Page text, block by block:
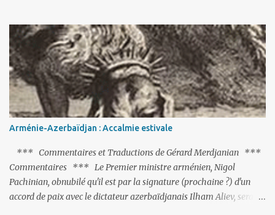
actions menées par le président Erdoğan, et pour certains sur la
réalisation du putsch lui-même.
Arménie-Azerbaïdjan : Accalmie estivale
*** Commentaires et Traductions de Gérard Merdjanian ***
Commentaires *** Le Premier ministre arménien, Nigol
Pachinian, obnubilé qu'il est par la signature (prochaine ?) d'un
accord de paix avec le dictateur azerbaïdjanais Ilham Aliev, serait